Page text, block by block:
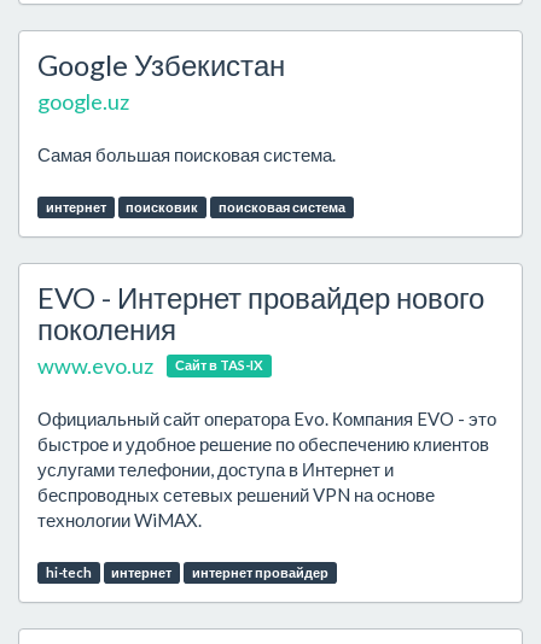
Google Узбекистан
google.uz
Самая большая поисковая система.
интернет поисковик поисковая система
EVO - Интернет провайдер нового
поколения
www.evo.uz Сайт в TAS-IX
Официальный сайт оператора Evo. Компания EVO - это
быстрое и удобное решение по обеспечению клиентов
услугами телефонии, доступа в Интернет и
беспроводных сетевых решений VPN на основе
технологии WiMAX.
hi-tech интернет интернет провайдер